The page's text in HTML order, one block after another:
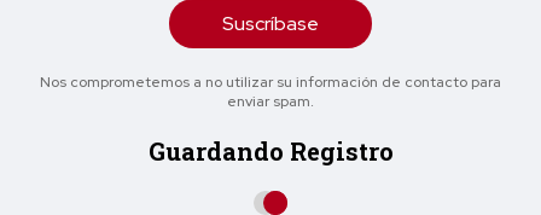
Suscríbase
Nos comprometemos a no utilizar su información de contacto para
enviar spam.
Guardando Registro